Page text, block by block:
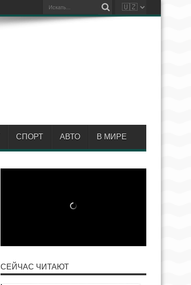
СПОРТ АВТО В МИРЕ
СЕЙЧАС ЧИТАЮТ